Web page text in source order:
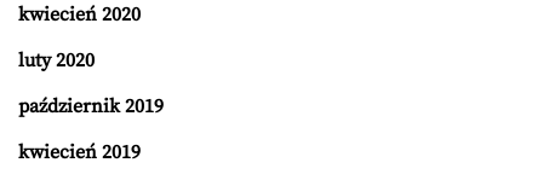
kwiecień 2020
luty 2020
październik 2019
kwiecień 2019